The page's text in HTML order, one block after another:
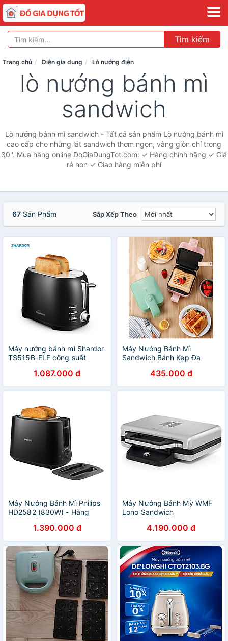
Tìm kiếm
Trang chủ Điện gia dụng Lò nướng điện
lò nướng bánh mì
sandwich
Lò nướng bánh mì sandwich - Tất cả sản phẩm Lò nướng bánh mì
cao cấp cho những lát sandwich thơm ngon, vàng giòn chỉ trong
30''. Mua hàng online DoGiaDungTot.com: ✓ Hàng chính hãng ✓ Giá
rẻ hơn ✓ Giao hàng miễn phí
67 Sản Phẩm Sắp Xếp Theo
Máy nướng bánh mì Shardor
TS515B-ELF công suất
chỉnh tiện lợi - Hàng Nhập
Khẩu
1.087.000 đ
Máy Nướng Bánh Mì
Sandwich Bánh Kẹp Đa
Trứng, Rán Thịt Chống Dính
Tuyệt Đối - Hàng chính hãng
435.000 đ
Máy Nướng Bánh Mì Philips
HD2582 (830W) - Hàng
1.390.000 đ
Máy Nướng Bánh Mỳ WMF
Lono Sandwich
Khẩu Đức4.190.000 đ